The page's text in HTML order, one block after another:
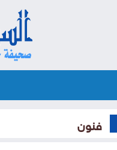
فنون